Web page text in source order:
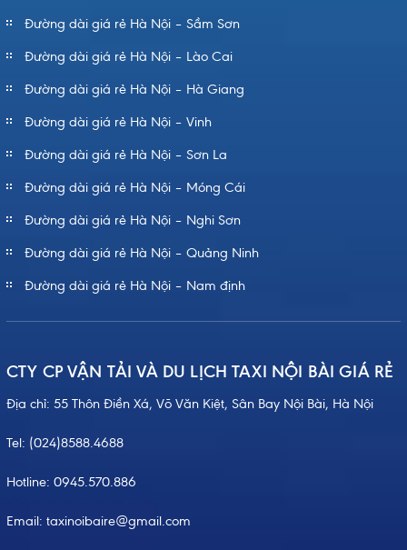
Đường dài giá rẻ Hà Nội – Sầm Sơn
Đường dài giá rẻ Hà Nội – Lào Cai
Đường dài giá rẻ Hà Nội – Hà Giang
Đường dài giá rẻ Hà Nội – Vinh
Đường dài giá rẻ Hà Nội – Sơn La
Đường dài giá rẻ Hà Nội – Móng Cái
Đường dài giá rẻ Hà Nội – Nghi Sơn
Đường dài giá rẻ Hà Nội – Quảng Ninh
Đường dài giá rẻ Hà Nội – Nam định
CTY CP VẬN TẢI VÀ DU LỊCH TAXI NỘI BÀI GIÁ RẺ
Địa chỉ: 55 Thôn Điền Xá, Võ Văn Kiệt, Sân Bay Nội Bài, Hà Nội
Tel: (024)8588.4688
Hotline: 0945.570.886
Email: taxinoibaire@gmail.com